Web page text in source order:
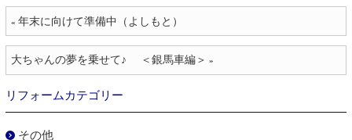
« 年末に向けて準備中（よしもと）
大ちゃんの夢を乗せて♪ ＜銀馬車編＞ »
リフォームカテゴリー
その他